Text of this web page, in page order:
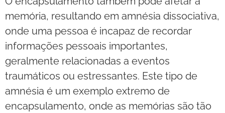
memória, resultando em amnésia dissociativa,
onde uma pessoa é incapaz de recordar
informações pessoais importantes,
geralmente relacionadas a eventos
traumáticos ou estressantes. Este tipo de
amnésia é um exemplo extremo de
encapsulamento, onde as memórias são tão